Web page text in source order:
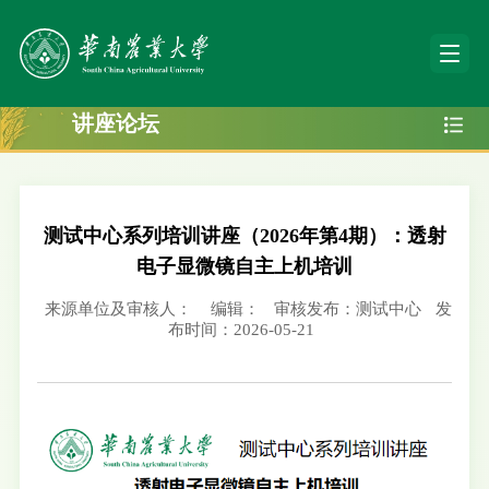
讲座论坛
测试中心系列培训讲座（2026年第4期）：透射
电子显微镜自主上机培训
来源单位及审核人： 编辑： 审核发布：测试中心
发
布时间：2026-05-21